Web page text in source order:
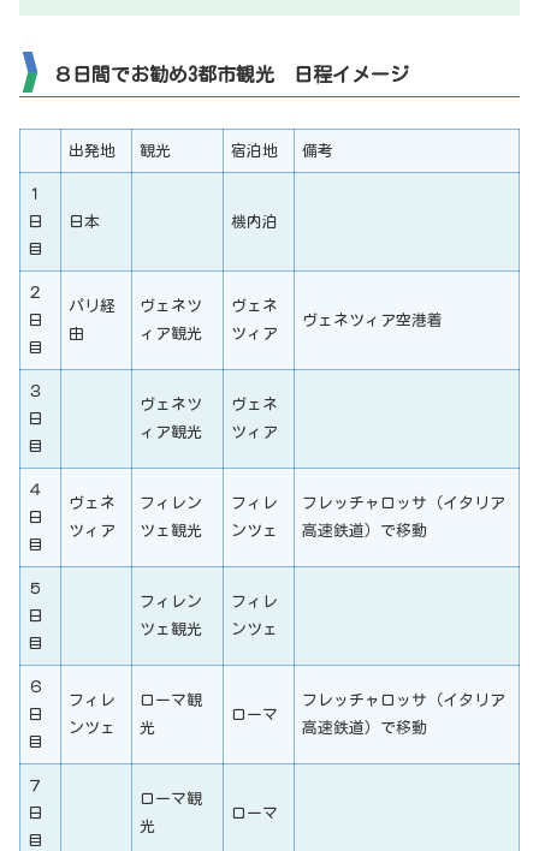
８日間でお勧め3都市観光 日程イメージ
出発地 観光 宿泊地 備考
１
日
目
日本 機内泊
２
日
目
パリ経
由
ヴェネツ
ィア観光
ヴェネ
ツィア
ヴェネツィア空港着
３
日
目
ヴェネツ
ィア観光
ヴェネ
ツィア
４
日
目
ヴェネ
ツィア
フィレン
ツェ観光
フィレ
ンツェ
フレッチャロッサ（イタリア
高速鉄道）で移動
５
日
目
フィレン
ツェ観光
フィレ
ンツェ
６
日
目
フィレ
ンツェ
ローマ観
光
ローマ
フレッチャロッサ（イタリア
高速鉄道）で移動
７
日
目
ローマ観
光
ローマ